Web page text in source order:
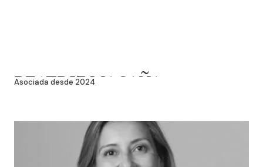
BEATRIZ MAGAÑA
Asociada desde 2024